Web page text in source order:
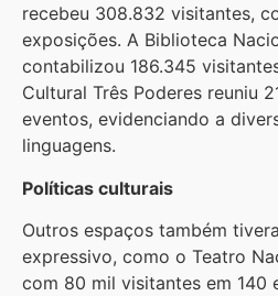
recebeu 308.832 visitantes,
exposições. A Biblioteca
contabilizou 186.345
Cultural Três Poderes reuniu
eventos, evidenciando a
linguagens.
Políticas culturais
Outros espaços também
expressivo, como o Teatro
com 80 mil visitantes em 140